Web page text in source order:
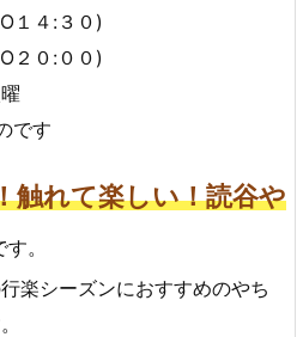
１４:３０)
２０:００)
です
触れて楽しい！読谷や
す。
楽シーズンにおすすめのやち